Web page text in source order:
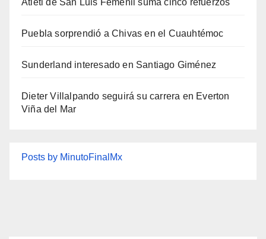
Atleti de San Luis Femenil suma cinco refuerzos
Puebla sorprendió a Chivas en el Cuauhtémoc
Sunderland interesado en Santiago Giménez
Dieter Villalpando seguirá su carrera en Everton
Viña del Mar
Posts by MinutoFinalMx